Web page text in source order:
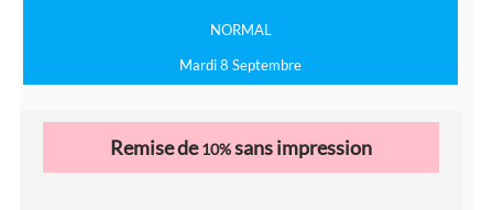
NORMAL
Mardi 8 Septembre
Remise de10%sans impression